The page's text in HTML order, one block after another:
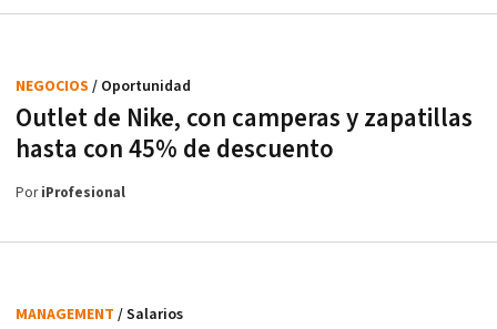
Outlet de Nike, con camperas y zapatillas
hasta con 45% de descuento
NEGOCIOS / Oportunidad
PoriProfesional
MANAGEMENT / Salarios